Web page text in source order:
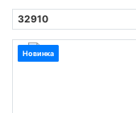
32910
Новинка